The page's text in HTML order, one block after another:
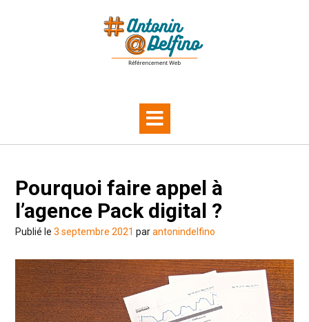
Pourquoi faire appel à
l’agence Pack digital ?
Publié le 3 septembre 2021 parantonindelfino